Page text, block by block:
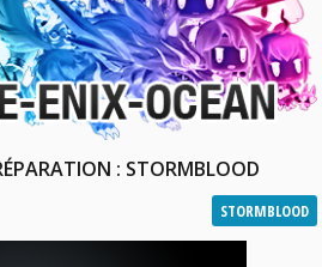
: STORMBLOOD
STORMBLOOD